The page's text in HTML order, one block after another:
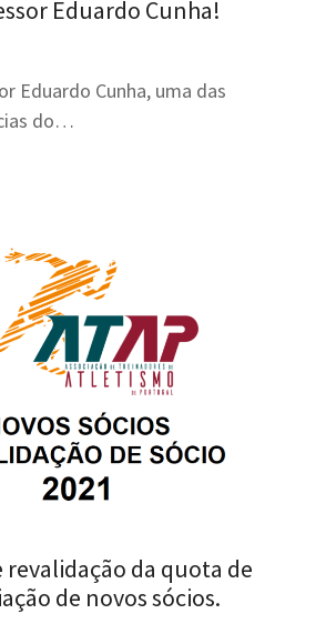
Eduardo Cunha!
Eduardo Cunha, uma das
do…
revalidação da quota de
de novos sócios.